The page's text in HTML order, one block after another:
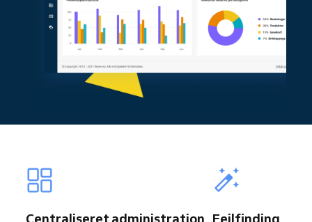
Centraliseret administration Fejlfinding